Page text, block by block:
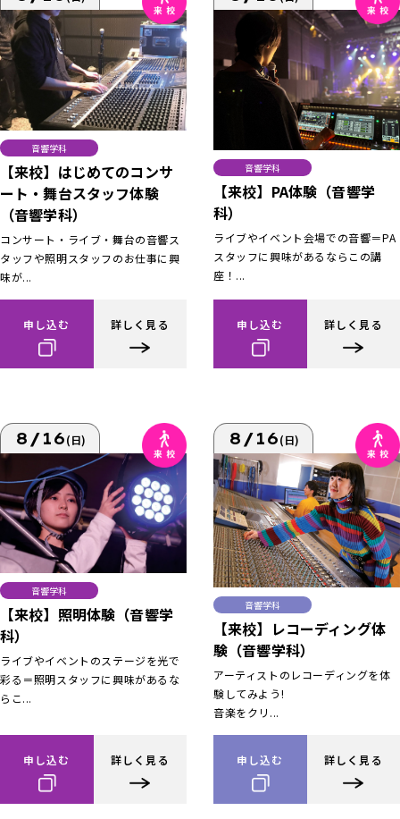
音響学科
【来校】はじめてのコンサ
ート・舞台スタッフ体験
（音響学科）
コンサート・ライブ・舞台の音響ス
タッフや照明スタッフのお仕事に興
味が...
申し込む 詳しく見る
音響学科
【来校】PA体験（音響学
科）
ライブやイベント会場での音響＝PA
スタッフに興味があるならこの講
座！...
申し込む 詳しく見る
8/16(日)
音響学科
【来校】照明体験（音響学
科）
ライブやイベントのステージを光で
彩る＝照明スタッフに興味があるな
らこ...
申し込む 詳しく見る
8/16(日)
音響学科
【来校】レコーディング体
験（音響学科）
アーティストのレコーディングを体
験してみよう!
音楽をクリ...
申し込む 詳しく見る